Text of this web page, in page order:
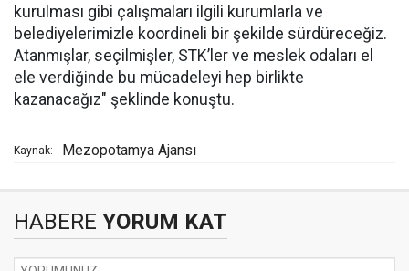
kurulması gibi çalışmaları ilgili kurumlarla ve
belediyelerimizle koordineli bir şekilde sürdüreceğiz.
Atanmışlar, seçilmişler, STK’ler ve meslek odaları el
ele verdiğinde bu mücadeleyi hep birlikte
kazanacağız" şeklinde konuştu.
Kaynak: Mezopotamya Ajansı
HABERE YORUM KAT